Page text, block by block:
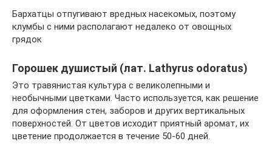
Бархатцы отпугивают вредных насекомых, поэтому
клумбы с ними располагают недалеко от овощных
грядок
Горошек душистый (лат. Lathyrus odoratus)
Это травянистая культура с великолепными и
необычными цветками. Часто используется, как решение
для оформления стен, заборов и других вертикальных
поверхностей. От цветов исходит приятный аромат, их
цветение продолжается в течение 50-60 дней.